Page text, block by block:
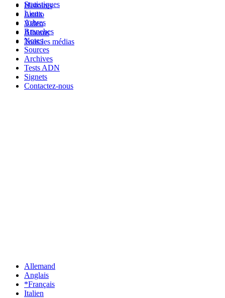
Histoires
Audio
Video
Albums
Tous les médias
Statistiques
Lieux
Arbres
Branches
Notes
Sources
Archives
Tests ADN
Signets
Contactez-nous
Allemand
Anglais
*Français
Italien